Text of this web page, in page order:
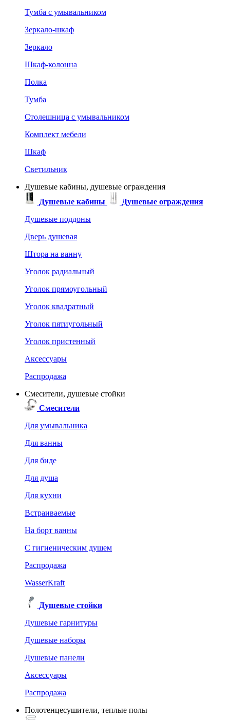
Тумба с умывальником
Зеркало-шкаф
Зеркало
Шкаф-колонна
Полка
Тумба
Столешница с умывальником
Комплект мебели
Шкаф
Светильник
Душевые кабины, душевые ограждения
Душевые кабины
Душевые ограждения
Душевые поддоны
Дверь душевая
Штора на ванну
Уголок радиальный
Уголок прямоугольный
Уголок квадратный
Уголок пятиугольный
Уголок пристенный
Аксессуары
Распродажа
Смесители, душевые стойки
Смесители
Для умывальника
Для ванны
Для биде
Для душа
Для кухни
Встраиваемые
На борт ванны
C гигиеническим душем
Распродажа
WasserKraft
Душевые стойки
Душевые гарнитуры
Душевые наборы
Душевые панели
Аксессуары
Распродажа
Полотенцесушители, теплые полы